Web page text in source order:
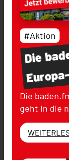
Die
#Aktion
Die
geht in die